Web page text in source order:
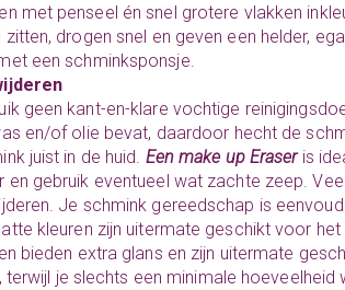
met penseel én snel grotere vlakken
zitten, drogen snel en geven een helder,
eenschminksponsje.
geen kant-en-klare vochtige
en/of olie bevat, daardoor hecht de
juist in de huid. Een make up Eraser is
en gebruik eventueel wat zachte zeep.
Je schmink gereedschap is
kleuren zijn uitermate geschikt voor
bieden extra glans en zijn uitermate
terwijl je slechts een minimale